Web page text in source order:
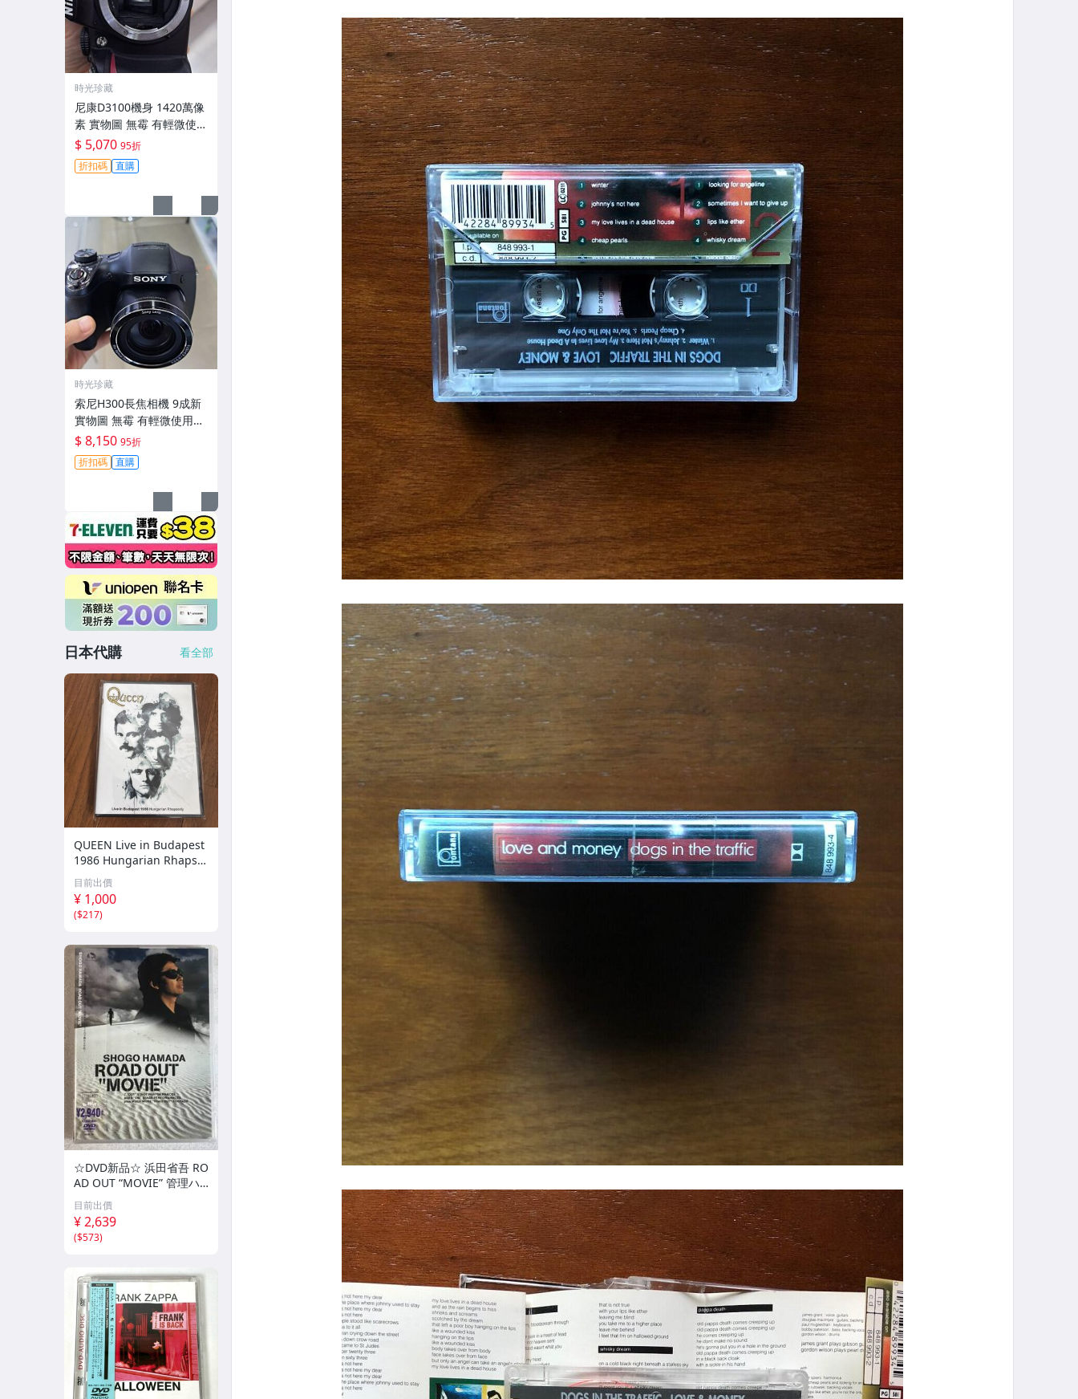
時光珍藏
尼康D3100機身 1420萬像
素 實物圖 無霉 有輕微使用
痕跡 機身原裝 無拆修無翻
新 臨-343
$ 5,070 95折
折扣碼 直購
時光珍藏
索尼H300長焦相機 9成新
實物圖 無霉 有輕微使用痕
跡 機身鏡頭原裝 無拆修無
翻新-3430
$ 8,150 95折
折扣碼 直購
日本代購 看全部
QUEEN Live in Budapest
1986 Hungarian Rhapso
dy DVD
目前出價
¥ 1,000
($217)
☆DVD新品☆ 浜田省吾 RO
AD OUT “MOVIE” 管理ハ2
300
目前出價
¥ 2,639
($573)